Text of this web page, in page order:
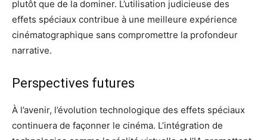
plutôt que de la dominer. L’utilisation judicieuse des
effets spéciaux contribue à une meilleure expérience
cinématographique sans compromettre la profondeur
narrative.
Perspectives futures
À l’avenir, l’évolution technologique des effets spéciaux
continuera de façonner le cinéma. L’intégration de